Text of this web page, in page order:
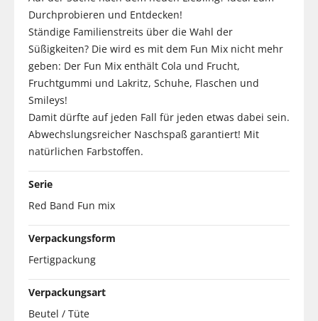
Durchprobieren und Entdecken!
Ständige Familienstreits über die Wahl der
Süßigkeiten? Die wird es mit dem Fun Mix nicht mehr
geben: Der Fun Mix enthält Cola und Frucht,
Fruchtgummi und Lakritz, Schuhe, Flaschen und
Smileys!
Damit dürfte auf jeden Fall für jeden etwas dabei sein.
Abwechslungsreicher Naschspaß garantiert! Mit
natürlichen Farbstoffen.
Serie
Red Band Fun mix
Verpackungsform
Fertigpackung
Verpackungsart
Beutel / Tüte